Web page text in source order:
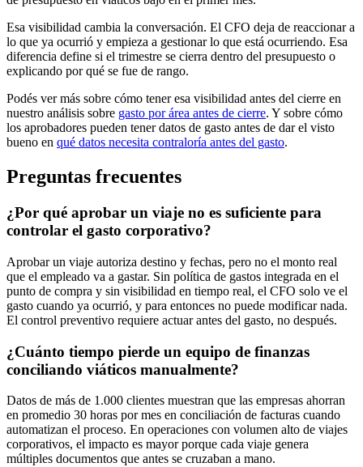
Esa visibilidad cambia la conversación. El CFO deja de reaccionar a
lo que ya ocurrió y empieza a gestionar lo que está ocurriendo. Esa
diferencia define si el trimestre se cierra dentro del presupuesto o
explicando por qué se fue de rango.
Podés ver más sobre cómo tener esa visibilidad antes del cierre en
nuestro análisis sobre gasto por área antes de cierre. Y sobre cómo
los aprobadores pueden tener datos de gasto antes de dar el visto
bueno en qué datos necesita contraloría antes del gasto.
Preguntas frecuentes
¿Por qué aprobar un viaje no es suficiente para
controlar el gasto corporativo?
Aprobar un viaje autoriza destino y fechas, pero no el monto real
que el empleado va a gastar. Sin política de gastos integrada en el
punto de compra y sin visibilidad en tiempo real, el CFO solo ve el
gasto cuando ya ocurrió, y para entonces no puede modificar nada.
El control preventivo requiere actuar antes del gasto, no después.
¿Cuánto tiempo pierde un equipo de finanzas
conciliando viáticos manualmente?
Datos de más de 1.000 clientes muestran que las empresas ahorran
en promedio 30 horas por mes en conciliación de facturas cuando
automatizan el proceso. En operaciones con volumen alto de viajes
corporativos, el impacto es mayor porque cada viaje genera
múltiples documentos que antes se cruzaban a mano.